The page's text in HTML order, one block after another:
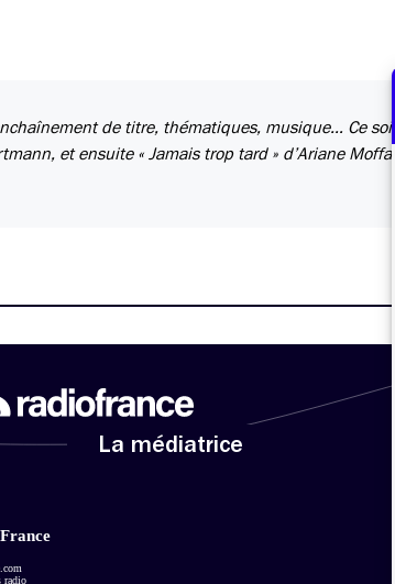
de titre, thématiques, musique… Ce soir,
et ensuite « Jamais trop tard » d’Ariane Moffatt
La médiatrice
radio